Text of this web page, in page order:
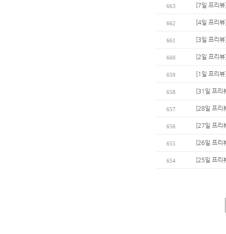
663 [7일 프리
662 [4일 프리
661 [3일 프리
660 [2일 프리
659 [1일 프리
658 [31일 프리
657 [28일 프리
656 [27일 프리
655 [26일 프리
654 [25일 프리